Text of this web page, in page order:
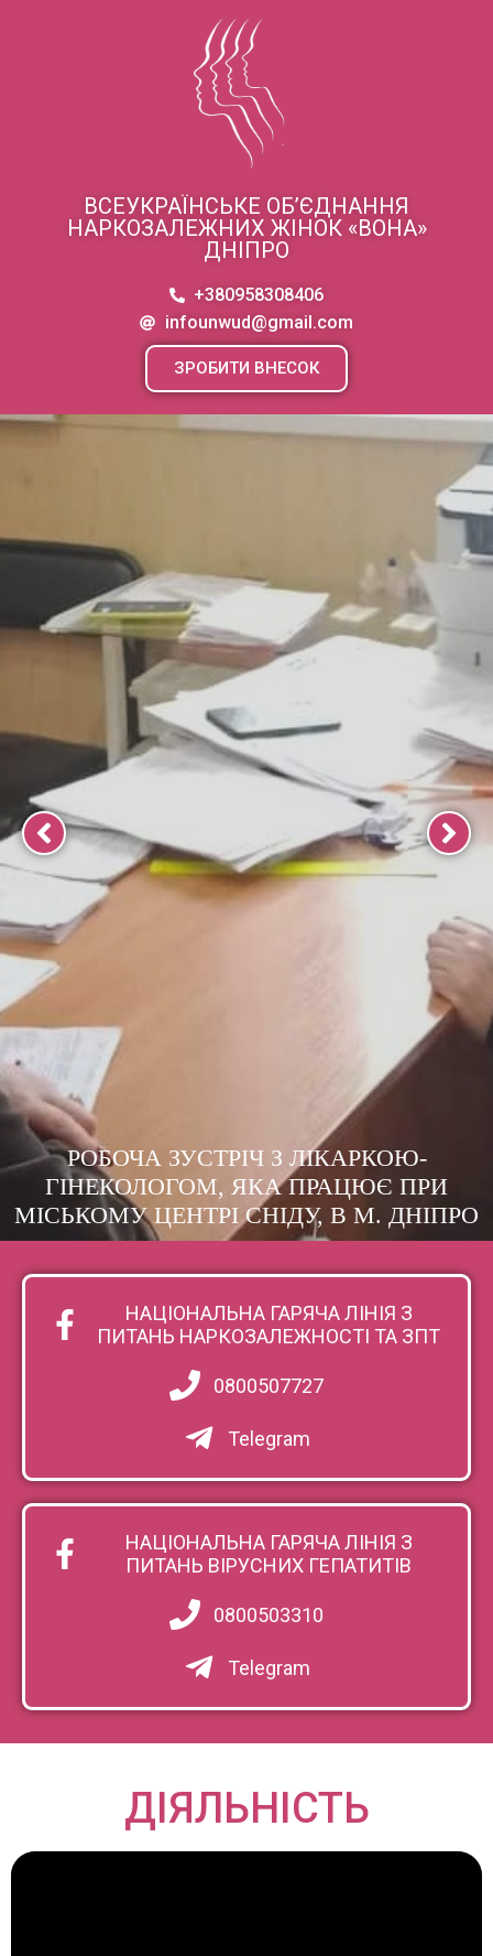
ВСЕУКРАЇНСЬКЕ ОБ’ЄДНАННЯ
НАРКОЗАЛЕЖНИХ ЖІНОК «ВОНА»
ДНІПРО
+380958308406
infounwud@gmail.com
ЗРОБИТИ ВНЕСОК
РОБОЧА ЗУСТРІЧ З ЛІКАРКОЮ-
ГІНЕКОЛОГОМ, ЯКА ПРАЦЮЄ ПРИ
МІСЬКОМУ ЦЕНТРІ СНІДУ, В М. ДНІПРО
НАЦІОНАЛЬНА ГАРЯЧА ЛІНІЯ З
ПИТАНЬ НАРКОЗАЛЕЖНОСТІ ТА ЗПТ
0800507727
Telegram
НАЦІОНАЛЬНА ГАРЯЧА ЛІНІЯ З
ПИТАНЬ ВІРУСНИХ ГЕПАТИТІВ
0800503310
Telegram
ДІЯЛЬНІСТЬ